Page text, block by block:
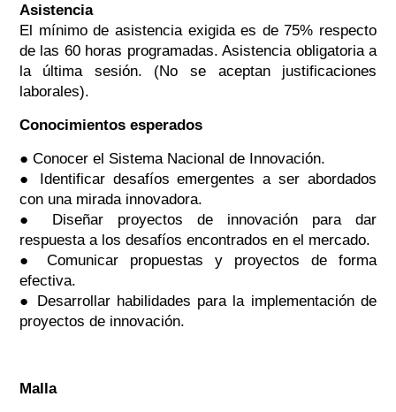
Asistencia
El mínimo de asistencia exigida es de 75% respecto
de las 60 horas programadas. Asistencia obligatoria a
la última sesión. (No se aceptan justificaciones
laborales).
Conocimientos esperados
● Conocer el Sistema Nacional de Innovación.
● Identificar desafíos emergentes a ser abordados
con una mirada innovadora.
● Diseñar proyectos de innovación para dar
respuesta a los desafíos encontrados en el mercado.
● Comunicar propuestas y proyectos de forma
efectiva.
● Desarrollar habilidades para la implementación de
proyectos de innovación.
Malla